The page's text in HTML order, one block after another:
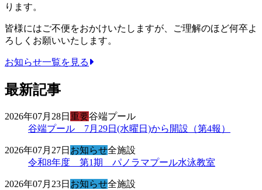
ります。
皆様にはご不便をおかけいたしますが、ご理解のほど何卒よ
ろしくお願いいたします。
お知らせ一覧を見る
最新記事
2026年07月28日 重要谷端プール
谷端プール 7月29日(水曜日)から開設（第4報）
2026年07月27日 お知らせ全施設
令和8年度 第1期 パノラマプール水泳教室
2026年07月23日 お知らせ全施設